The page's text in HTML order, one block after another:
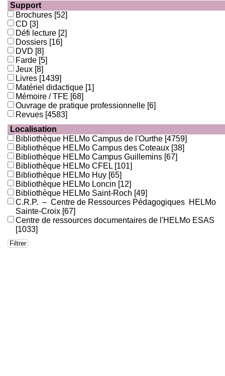
Support
Brochures [52]
CD [3]
Défi lecture [2]
Dossiers [16]
DVD [8]
Farde [5]
Jeux [8]
Livres [1439]
Matériel didactique [1]
Mémoire / TFE [68]
Ouvrage de pratique professionnelle [6]
Revues [4583]
Localisation
Bibliothèque HELMo Campus de l'Ourthe [4759]
Bibliothèque HELMo Campus des Coteaux [38]
Bibliothèque HELMo Campus Guillemins [67]
Bibliothèque HELMo CFEL [101]
Bibliothèque HELMo Huy [65]
Bibliothèque HELMo Loncin [12]
Bibliothèque HELMo Saint-Roch [49]
C.R.P. – Centre de Ressources Pédagogiques HELMo
Sainte-Croix [67]
Centre de ressources documentaires de l'HELMo ESAS
[1033]